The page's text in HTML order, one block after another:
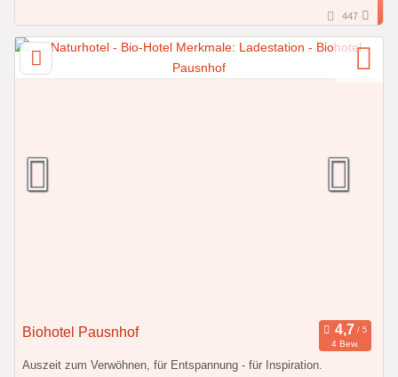
447
Biohotel Pausnhof
4 Bew.
Auszeit zum Verwöhnen, für Entspannung - für Inspiration.